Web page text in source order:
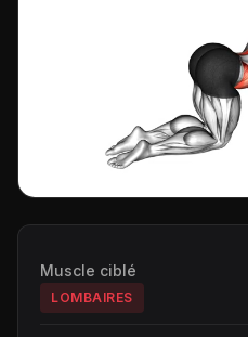
Muscle ciblé
LOMBAIRES